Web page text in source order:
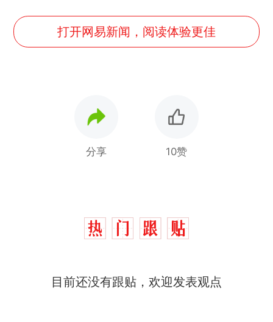
打开网易新闻，阅读体验更佳
分享 10赞
目前还没有跟贴，欢迎发表观点
热
那个在床头放菜刀的女孩，
交5060元才肯搬上楼！女子傻